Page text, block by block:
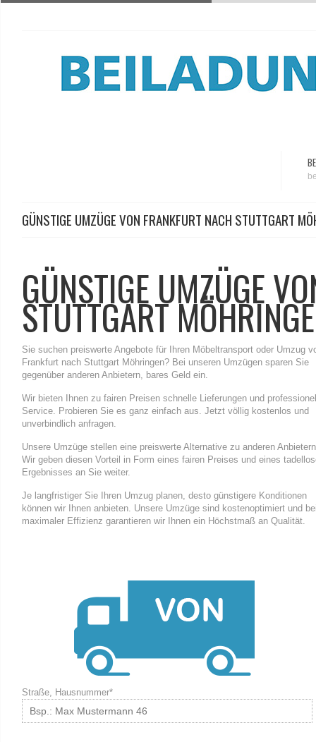
GÜNSTIGE UMZÜGE VON FRANKFURT NACH STUTTGART
GÜNSTIGE UMZÜGE
STUTTGART
Sie suchen preiswerte Angebote für Ihren Möbeltransport oder Umzug
Frankfurt nach Stuttgart Möhringen? Bei unseren Umzügen sparen Sie
gegenüber anderen Anbietern, bares Geld ein.
Wir bieten Ihnen zu fairen Preisen schnelle Lieferungen und
Service. Probieren Sie es ganz einfach aus. Jetzt völlig kostenlos und
unverbindlich anfragen.
Unsere Umzüge stellen eine preiswerte Alternative zu anderen
Wir geben diesen Vorteil in Form eines fairen Preises und eines
Ergebnisses an Sie weiter.
Je langfristiger Sie Ihren Umzug planen, desto günstigere Konditionen
können wir Ihnen anbieten. Unsere Umzüge sind kostenoptimiert und
maximaler Effizienz garantieren wir Ihnen ein Höchstmaß an Qualität.
Straße, Hausnummer*